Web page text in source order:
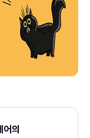
의